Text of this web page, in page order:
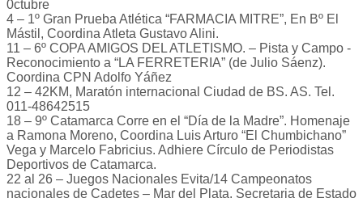
0ctubre
4 – 1º Gran Prueba Atlética “FARMACIA MITRE”, En Bº El
Mástil, Coordina Atleta Gustavo Alini.
11 – 6º COPA AMIGOS DEL ATLETISMO. – Pista y Campo -
Reconocimiento a “LA FERRETERIA” (de Julio Sáenz).
Coordina CPN Adolfo Yáñez
12 – 42KM, Maratón internacional Ciudad de BS. AS. Tel.
011-48642515
18 – 9º Catamarca Corre en el “Día de la Madre”. Homenaje
a Ramona Moreno, Coordina Luis Arturo “El Chumbichano”
Vega y Marcelo Fabricius. Adhiere Círculo de Periodistas
Deportivos de Catamarca.
22 al 26 – Juegos Nacionales Evita/14 Campeonatos
nacionales de Cadetes – Mar del Plata. Secretaria de Estado